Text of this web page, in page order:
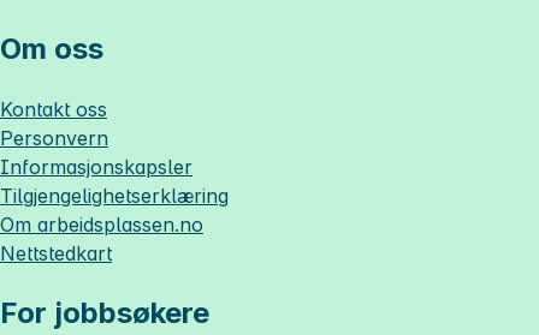
Om oss
Kontakt oss
Personvern
Informasjonskapsler
Tilgjengelighetserklæring
Om arbeidsplassen.no
Nettstedkart
For jobbsøkere